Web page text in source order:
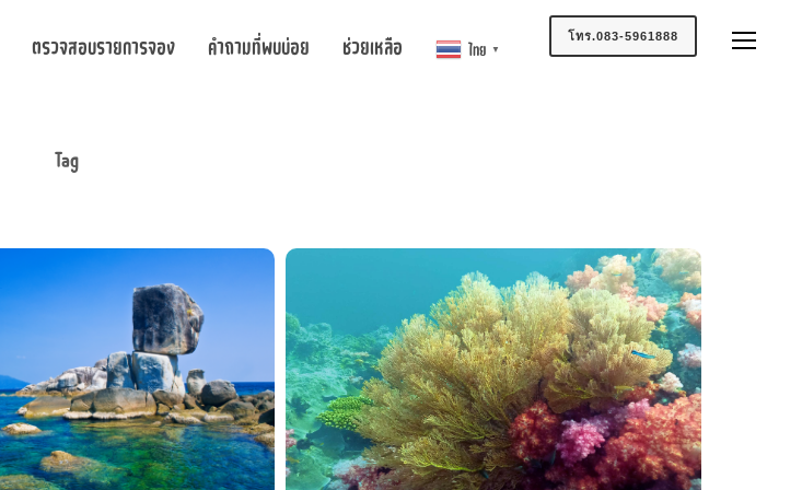
ตรวจสอบรายการจอง คำถามที่พบบ่อย ช่วยเหลือ ไทย ▼
โทร.083-5961888
Tag